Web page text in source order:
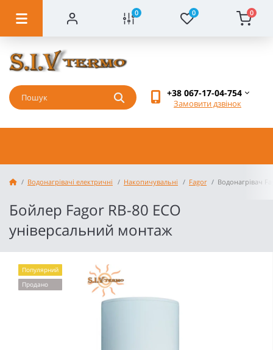
0 0 0
+38 067-17-04-754
Замовити дзвінок
Водонагрівачі електричні Накопичувальні Fagor Водонагрівач
Бойлер Fagor RВ-80 ECO
універсальний монтаж
Популярний
Продано